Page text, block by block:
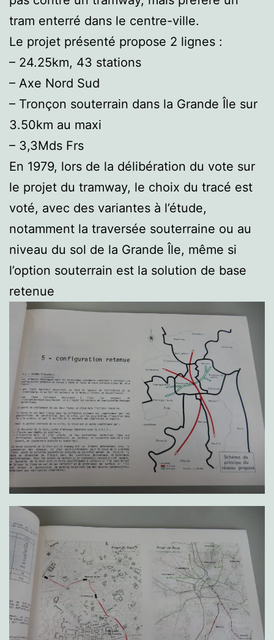
tram enterré dans le centre-ville.
Le projet présenté propose 2 lignes :
– 24.25km, 43 stations
– Axe Nord Sud
– Tronçon souterrain dans la Grande Île sur
3.50km au maxi
– 3,3Mds Frs
En 1979, lors de la délibération du vote sur
le projet du tramway, le choix du tracé est
voté, avec des variantes à l’étude,
notamment la traversée souterraine ou au
niveau du sol de la Grande Île, même si
l’option souterrain est la solution de base
retenue